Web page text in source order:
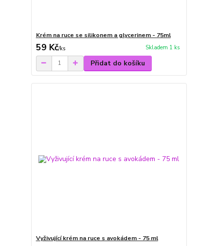
Krém na ruce se silikonem a glycerinem - 75ml
59 Kč/ks Skladem 1 ks
Přidat do košíku
Vyživující krém na ruce s avokádem - 75 ml